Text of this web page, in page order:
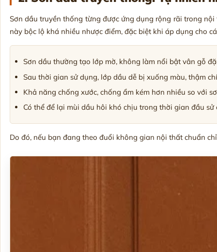
Sơn dầu truyền thống từng được ứng dụng rộng rãi trong
này bộc lộ khá nhiều nhược điểm, đặc biệt khi áp dụng cho
Sơn dầu thường tạo lớp mờ, không làm nổi bật vân gỗ
Sau thời gian sử dụng, lớp dầu dễ bị xuống màu, thậm
Khả năng chống xước, chống ẩm kém hơn nhiều so với
Có thể để lại mùi dầu hôi khó chịu trong thời gian đầu sử
Do đó, nếu bạn đang theo đuổi không gian nội thất chuẩn